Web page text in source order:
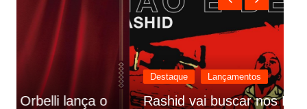
Destaque Lançamentos
Rashid vai buscar nos HQs as